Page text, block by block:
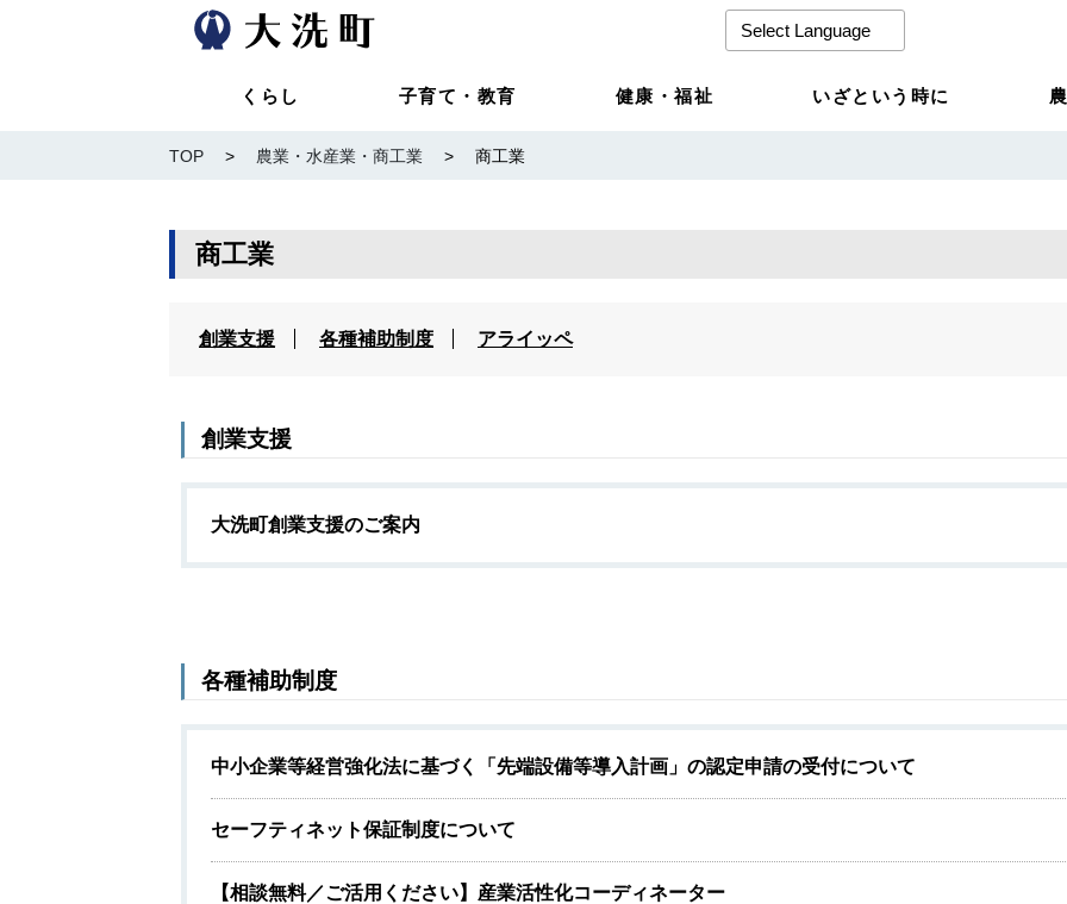
くらし 子育て・教育 健康・福祉 いざという時に
TOP > 農業・水産業・商工業 > 商工業
商工業
創業支援 各種補助制度 アライッペ
創業支援
大洗町創業支援のご案内
各種補助制度
中小企業等経営強化法に基づく「先端設備等導入計画」の認定申請の受付について
セーフティネット保証制度について
【相談無料／ご活用ください】産業活性化コーディネーター